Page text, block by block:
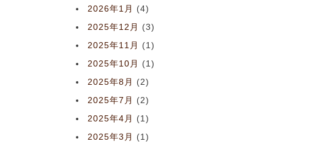
2026年1月
(4)
2025年12月
(3)
2025年11月
(1)
2025年10月
(1)
2025年8月
(2)
2025年7月
(2)
2025年4月
(1)
2025年3月
(1)